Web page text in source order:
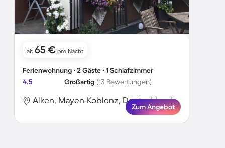
ab 65 € pro Nacht
Ferienwohnung ∙ 2 Gäste ∙ 1 Schlafzimmer
4.5
Großartig (13 Bewertungen)
Alken, Mayen-Koblenz, Deutschland
Zum Angebot